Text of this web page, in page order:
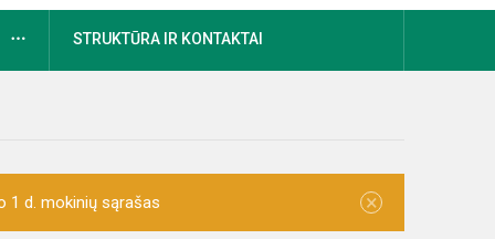
DAUGIAUSTRUKTŪRA IR KONTAKTAI
1 d. mokinių sąrašas ×